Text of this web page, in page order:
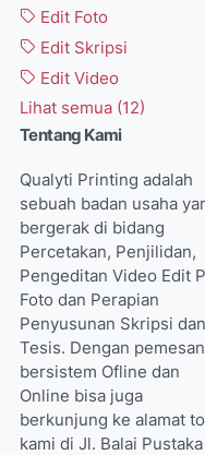
Edit Foto
Edit Skripsi
Edit Video
Lihat semua (12)
Tentang Kami
Qualyti Printing adalah
sebuah badan usaha
bergerak di bidang
Percetakan, Penjilidan,
Pengeditan Video Edit
Foto dan Perapian
Penyusunan Skripsi dan
Tesis. Dengan
bersistem Ofline dan
Online bisa juga
berkunjung ke alamat
kami di Jl. Balai Pustaka